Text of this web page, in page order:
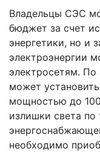
Владельцы СЭС
бюджет за счет
энергетики, но и
электроэнергии
электросетям. По
может
мощностью до
излишки света
необходимо